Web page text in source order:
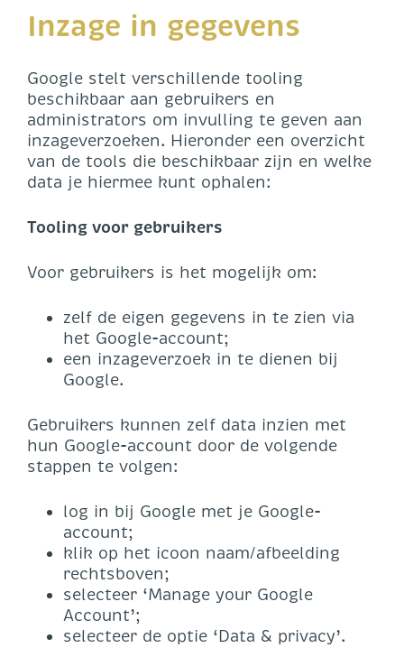
Inzage in gegevens
Google stelt verschillende tooling
beschikbaar aan gebruikers en
administrators om invulling te geven aan
inzageverzoeken. Hieronder een overzicht
van de tools die beschikbaar zijn en welke
data je hiermee kunt ophalen:
Tooling voor gebruikers
Voor gebruikers is het mogelijk om:
zelf de eigen gegevens in te zien via
het Google-account;
een inzageverzoek in te dienen bij
Google.
Gebruikers kunnen zelf data inzien met
hun Google-account door de volgende
stappen te volgen:
log in bij Google met je Google-
account;
klik op het icoon naam/afbeelding
rechtsboven;
selecteer ‘Manage your Google
Account’;
selecteer de optie ‘Data & privacy’.